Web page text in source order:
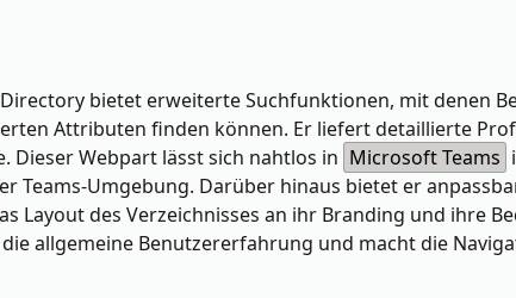
bietet erweiterte Suchfunktionen, mit denen
Attributen finden können. Er liefert detaillierte
Dieser Webpart lässt sich nahtlos in Microsoft Teams
Teams-Umgebung. Darüber hinaus bietet er
Layout des Verzeichnisses an ihr Branding und ihre
allgemeine Benutzererfahrung und macht die